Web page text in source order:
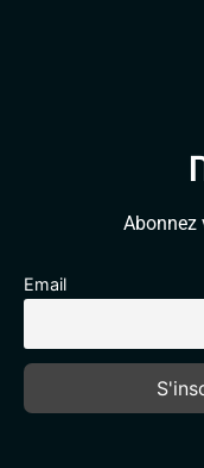
Abonnez
Email